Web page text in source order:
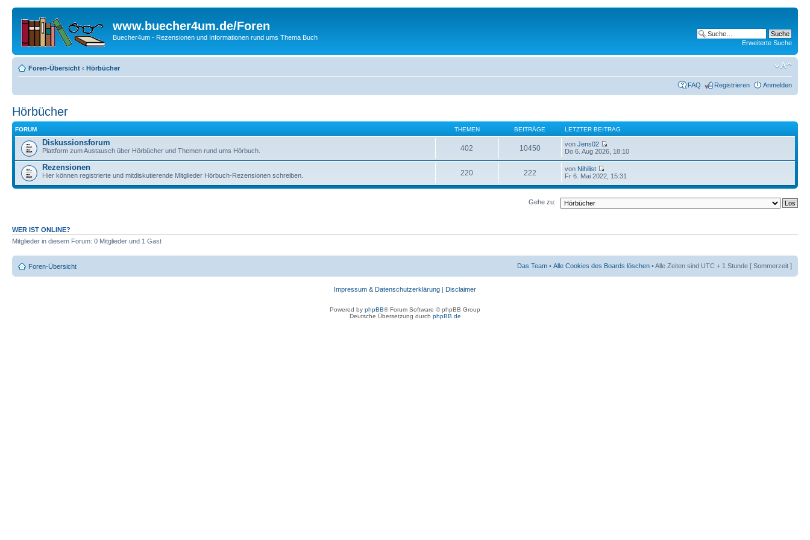
www.buecher4um.de/Foren
Buecher4um - Rezensionen und Informationen rund ums Thema Buch
Erweiterte Suche
Foren-Übersicht ‹ Hörbücher
FAQ Registrieren Anmelden
Hörbücher
FORUM THEMEN BEITRÄGE LETZTER BEITRAG
Diskussionsforum
Plattform zum Austausch über Hörbücher und Themen rund ums Hörbuch. 402 10450 vonJens02
Do 6. Aug 2026, 18:10
Rezensionen
Hier können registrierte und mitdiskutierende Mitglieder Hörbuch-Rezensionen schreiben. 220 222 von Nihilist
Fr 6. Mai 2022, 15:31
Gehe zu:
WER IST ONLINE?
Mitglieder in diesem Forum: 0 Mitglieder und 1 Gast
Foren-Übersicht Das Team • Alle Cookies des Boards löschen • Alle Zeiten sind UTC + 1 Stunde [ Sommerzeit ]
Impressum & Datenschutzerklärung | Disclaimer
Powered by phpBB® Forum Software © phpBB Group
Deutsche Übersetzung durch phpBB.de